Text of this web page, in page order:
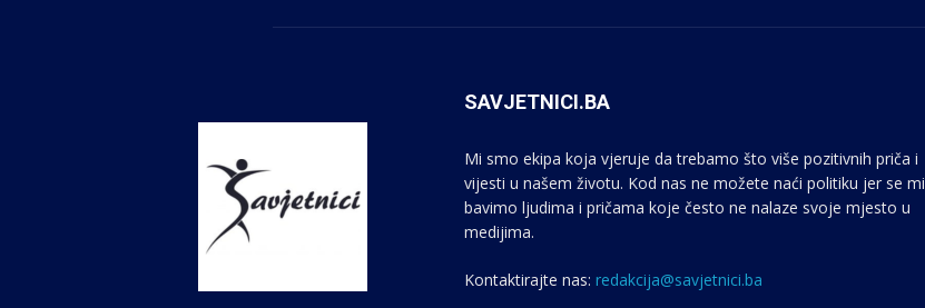
SAVJETNICI.BA
Mi smo ekipa koja vjeruje da trebamo što više pozitivnih priča i
vijesti u našem životu. Kod nas ne možete naći politiku jer se mi
bavimo ljudima i pričama koje često ne nalaze svoje mjesto u
medijima.
Kontaktirajte nas: redakcija@savjetnici.ba